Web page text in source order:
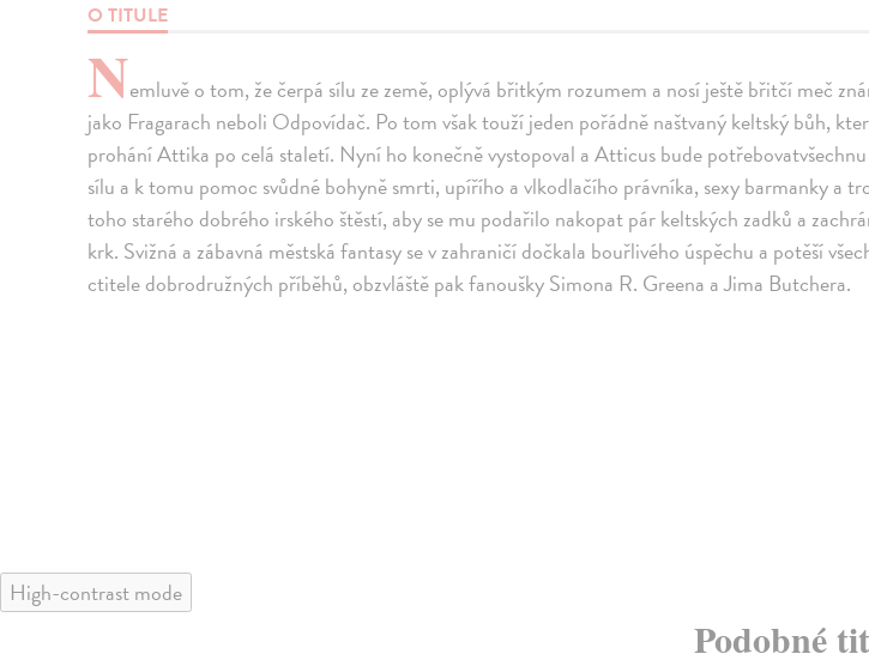
O TITULE
Nemluvě o tom, že čerpá sílu ze země, oplývá břitkým rozumem a nosí ještě břitčí meč
jako Fragarach neboli Odpovídač. Po tom však touží jeden pořádně naštvaný keltský bůh,
prohání Attika po celá staletí. Nyní ho konečně vystopoval a Atticus bude
sílu a k tomu pomoc svůdné bohyně smrti, upířího a vlkodlačího právníka, sexy barmanky a
toho starého dobrého irského štěstí, aby se mu podařilo nakopat pár keltských zadků a
krk. Svižná a zábavná městská fantasy se v zahraničí dočkala bouřlivého úspěchu a potěší
ctitele dobrodružných příběhů, obzvláště pak fanoušky Simona R. Greena a Jima Butchera.
High-contrast mode
Podobné